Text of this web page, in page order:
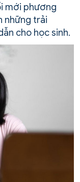
mới phương
những trải
cho học sinh.